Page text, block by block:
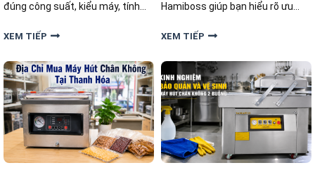
đúng công suất, kiểu máy, tính
sử dụng.
XEM TIẾP
Hamiboss giúp bạn hiểu rõ ưu
chọn sản phẩm đáng mua.
XEM TIẾP